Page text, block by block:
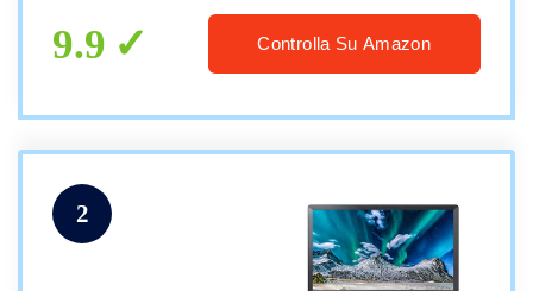
9.9 Controlla Su Amazon
2